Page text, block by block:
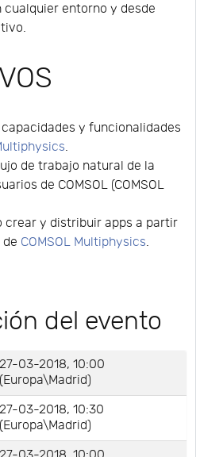
entorno y desde
y funcionalidades
.
de trabajo natural de la
de COMSOL (COMSOL
crear y distribuir apps a partir
COMSOL Multiphysics.
del evento
27-03-2018, 10:00
(Europa\Madrid)
27-03-2018, 10:30
(Europa\Madrid)